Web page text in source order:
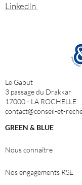
LinkedIn
Le Gabut
3 passage du Drakkar
17000 - LA ROCHELLE
contact@conseil-et-
GREEN & BLUE
Nous connaître
Nos engagements RSE